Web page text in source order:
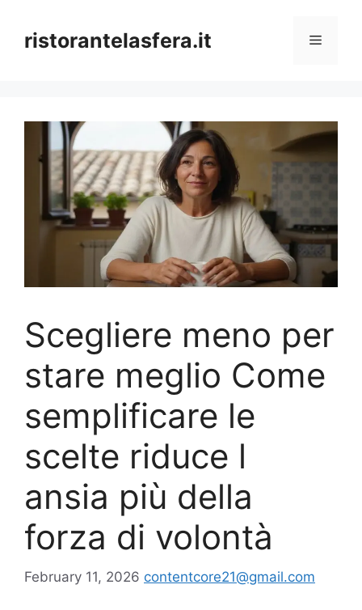
contentristorantelasfera.it Menu
Scegliere meno per
stare meglio Come
semplificare le
scelte riduce l
ansia più della
forza di volontà
February 11, 2026 contentcore21@gmail.com